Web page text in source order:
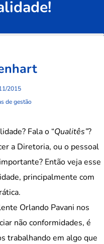
2015
de gestão
Fala o “Qualitês”?
a Diretoria, ou o pessoal
Então veja esse
principalmente com
Orlando Pavani nos
não conformidades, é
trabalhando em algo que